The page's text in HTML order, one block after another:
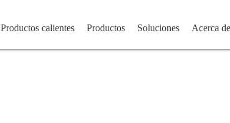
Productos calientes Productos Soluciones Acerca